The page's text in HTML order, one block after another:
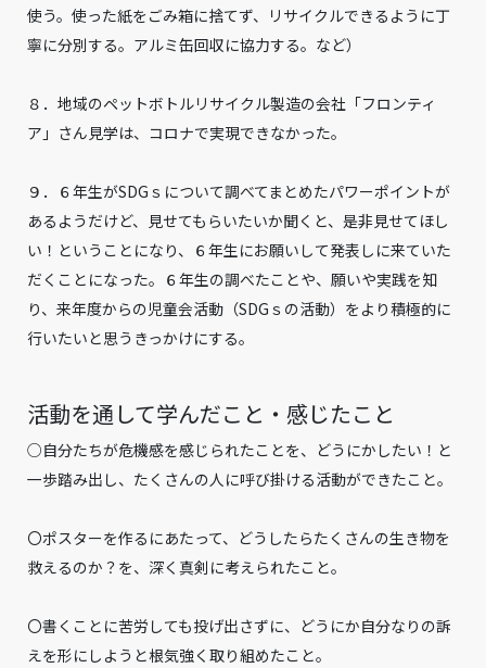
使う。使った紙をごみ箱に捨てず、リサイクルできるように丁
寧に分別する。アルミ缶回収に協力する。など）
８．地域のペットボトルリサイクル製造の会社「フロンティ
ア」さん見学は、コロナで実現できなかった。
９．６年生がSDGｓについて調べてまとめたパワーポイントが
あるようだけど、見せてもらいたいか聞くと、是非見せてほし
い！ということになり、６年生にお願いして発表しに来ていた
だくことになった。６年生の調べたことや、願いや実践を知
り、来年度からの児童会活動（SDGｓの活動）をより積極的に
行いたいと思うきっかけにする。
活動を通して学んだこと・感じたこと
○自分たちが危機感を感じられたことを、どうにかしたい！と
一歩踏み出し、たくさんの人に呼び掛ける活動ができたこと。
〇ポスターを作るにあたって、どうしたらたくさんの生き物を
救えるのか？を、深く真剣に考えられたこと。
〇書くことに苦労しても投げ出さずに、どうにか自分なりの訴
えを形にしようと根気強く取り組めたこと。